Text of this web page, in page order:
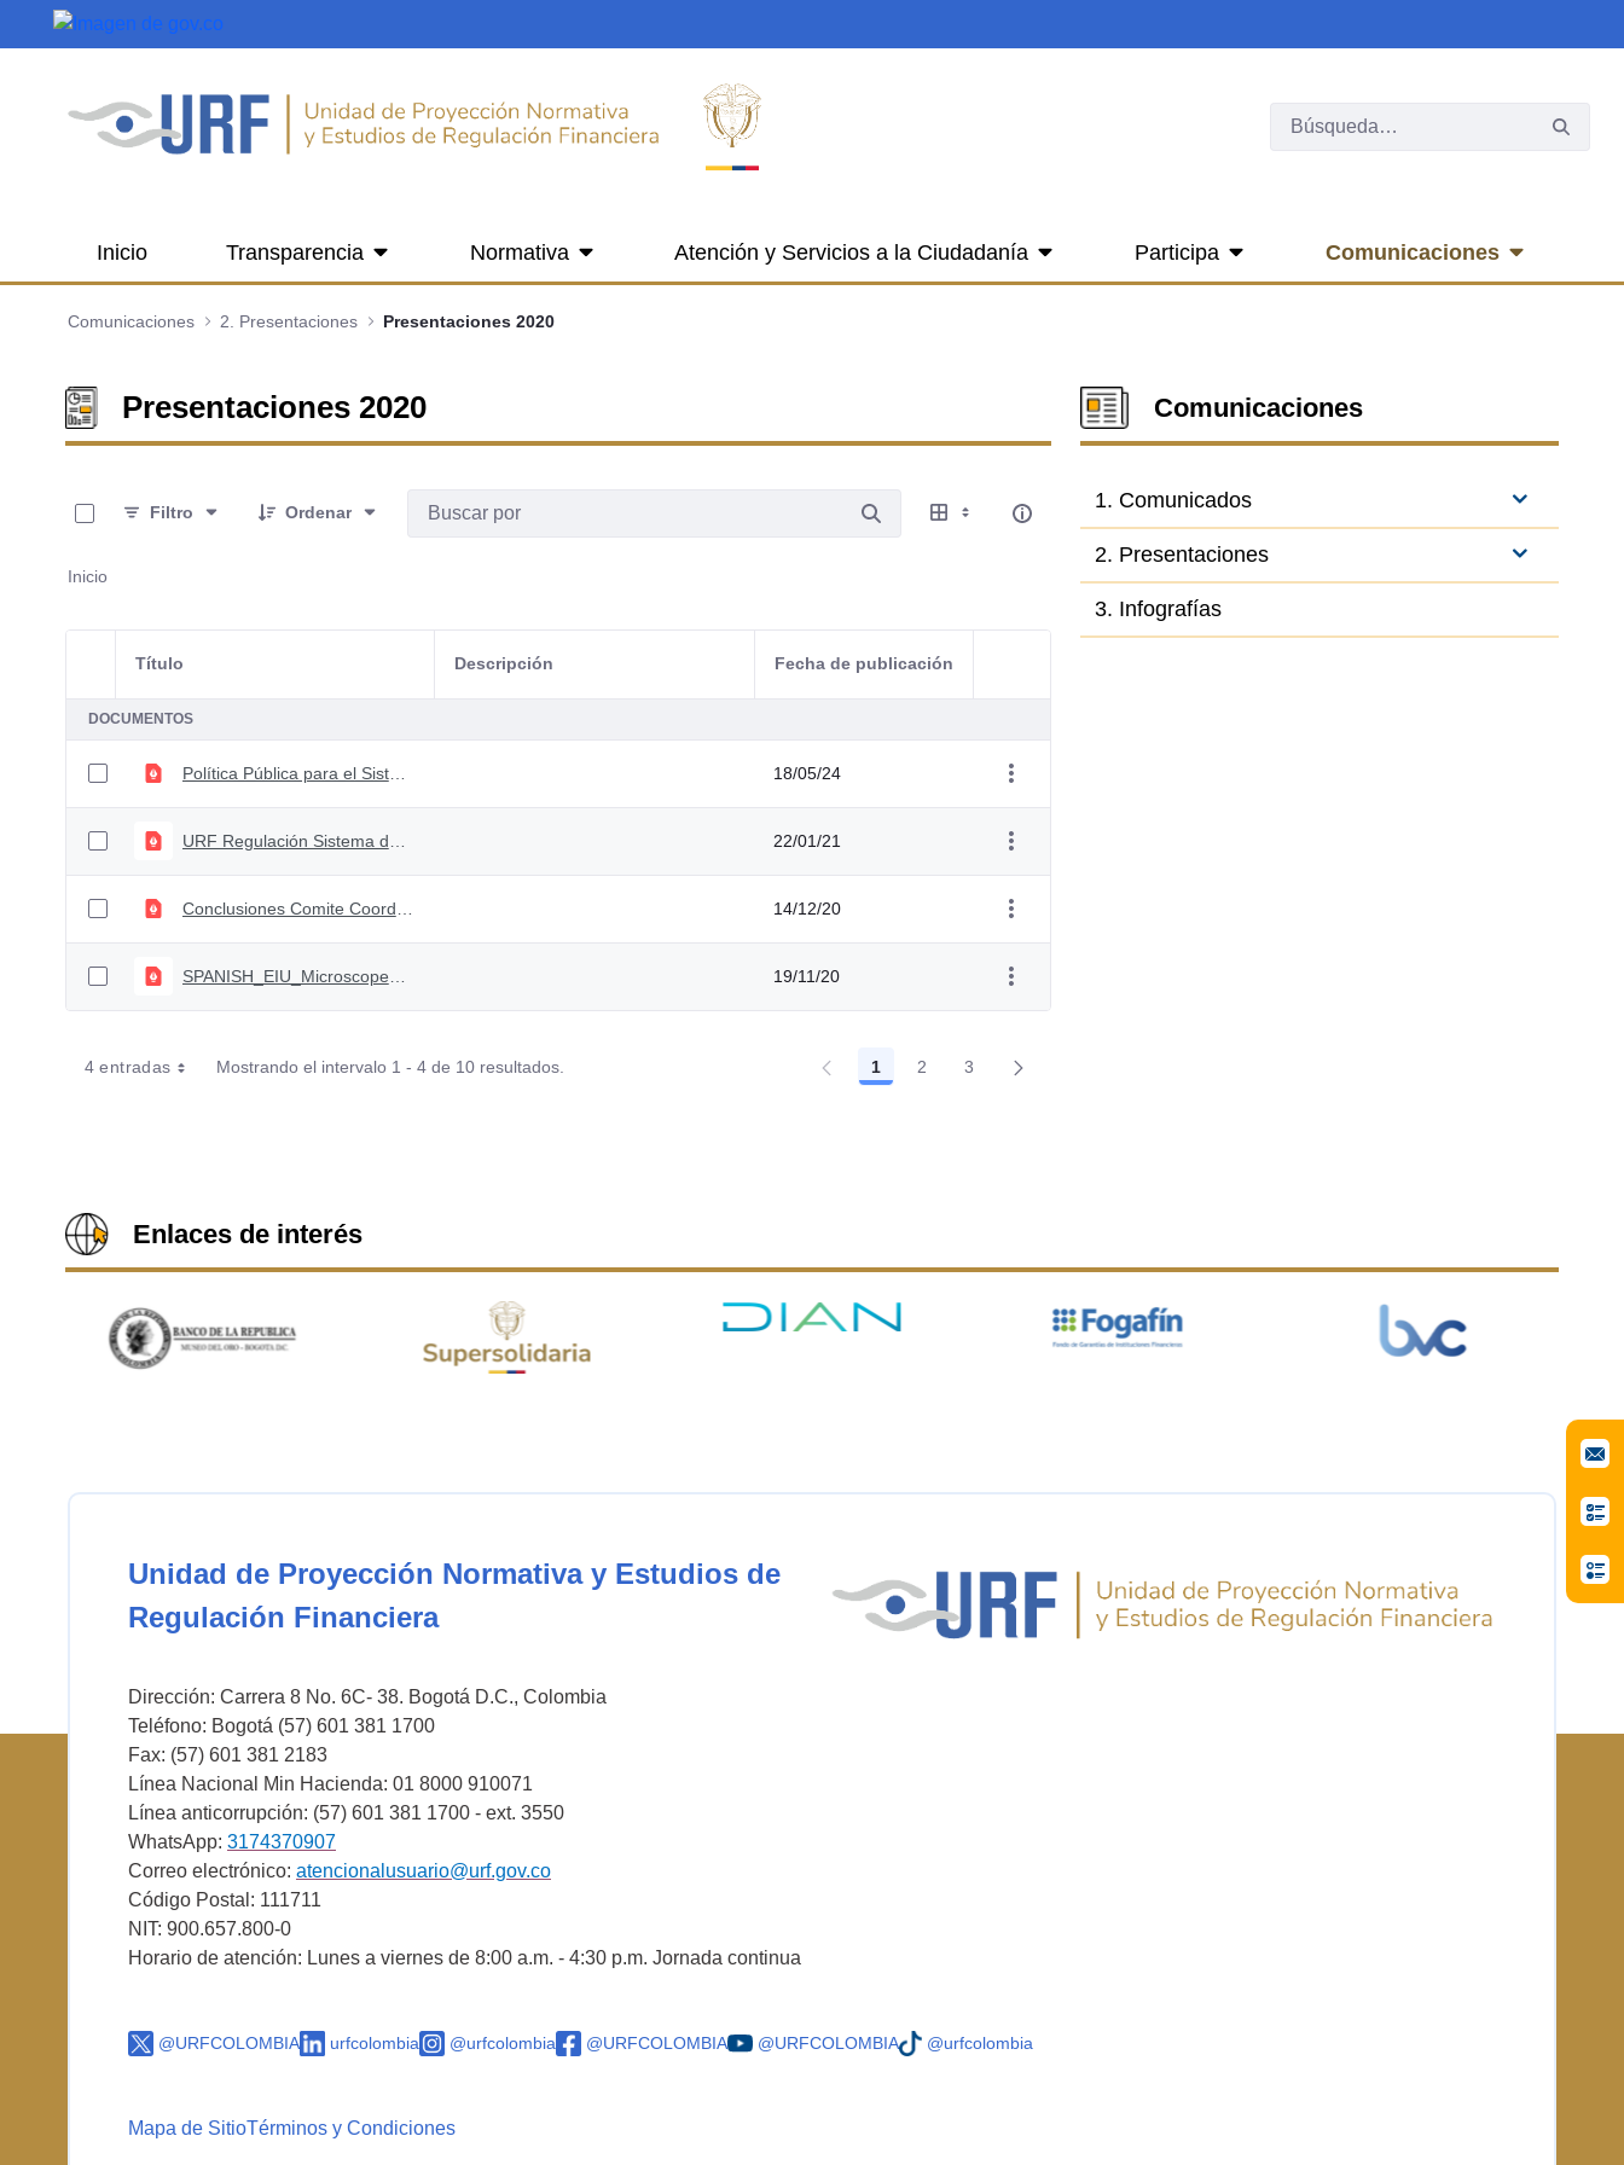
Saltar al contenido principal
Inicio Transparencia Normativa Atención y Servicios a la Ciudadanía Participa Comunicaciones
Comunicaciones 2. Presentaciones Presentaciones 2020
Presentaciones 2020
Filtro
Ordenar
Inicio
Selección del elemento
Título Descripción Fecha de publicación
DOCUMENTOS
Política Pública para el Sistema Financiero y el Mercado de Capitales 2020-2025 18/05/24
22/01/21
14/12/20
19/11/20
4 entradas Mostrando el intervalo 1 - 4 de 10 resultados. Página
1 Página
2 Página
3
Comunicaciones
1. Comunicados
2. Presentaciones
3. Infografías
Enlaces de interés
Unidad de Proyección Normativa y Estudios de
Regulación Financiera
Dirección: Carrera 8 No. 6C- 38. Bogotá D.C., Colombia
Teléfono: Bogotá (57) 601 381 1700
Fax: (57) 601 381 2183
Línea Nacional Min Hacienda: 01 8000 910071
Línea anticorrupción: (57) 601 381 1700 - ext. 3550
WhatsApp: 3174370907
Correo electrónico: atencionalusuario@urf.gov.co
Código Postal: 111711
NIT: 900.657.800-0
Horario de atención: Lunes a viernes de 8:00 a.m. - 4:30 p.m. Jornada continua
@URFCOLOMBIA urfcolombia @urfcolombia @URFCOLOMBIA @URFCOLOMBIA @urfcolombia
Mapa de SitioTérminos y Condiciones